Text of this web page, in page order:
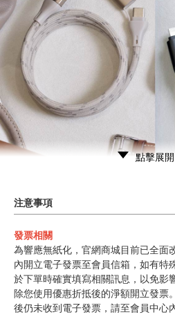
點擊展開
注意事項
發票相關
為響應無紙化，官網商城目前已全面
內開立電子發票至會員信箱，如有特
於下單時確實填寫相關訊息，以免影
除您使用優惠折抵後的淨額開立發票
後仍未收到電子發票，請至會員中